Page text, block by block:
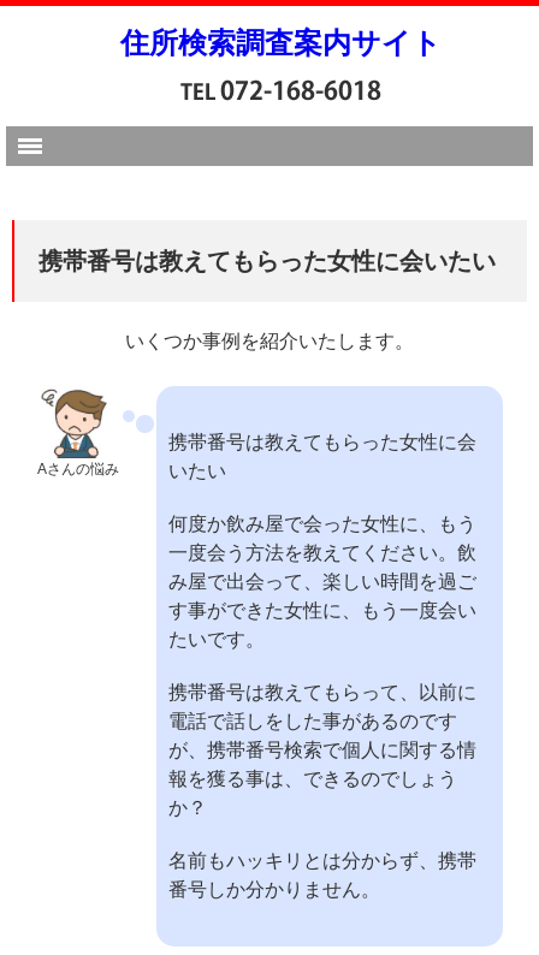
住所検索調査案内サイト
携帯番号は教えてもらった女性に会いたい
いくつか事例を紹介いたします。
Aさんの悩み
携帯番号は教えてもらった女性に会
いたい
何度か飲み屋で会った女性に、もう
一度会う方法を教えてください。飲
み屋で出会って、楽しい時間を過ご
す事ができた女性に、もう一度会い
たいです。
携帯番号は教えてもらって、以前に
電話で話しをした事があるのです
が、携帯番号検索で個人に関する情
報を獲る事は、できるのでしょう
か？
名前もハッキリとは分からず、携帯
番号しか分かりません。